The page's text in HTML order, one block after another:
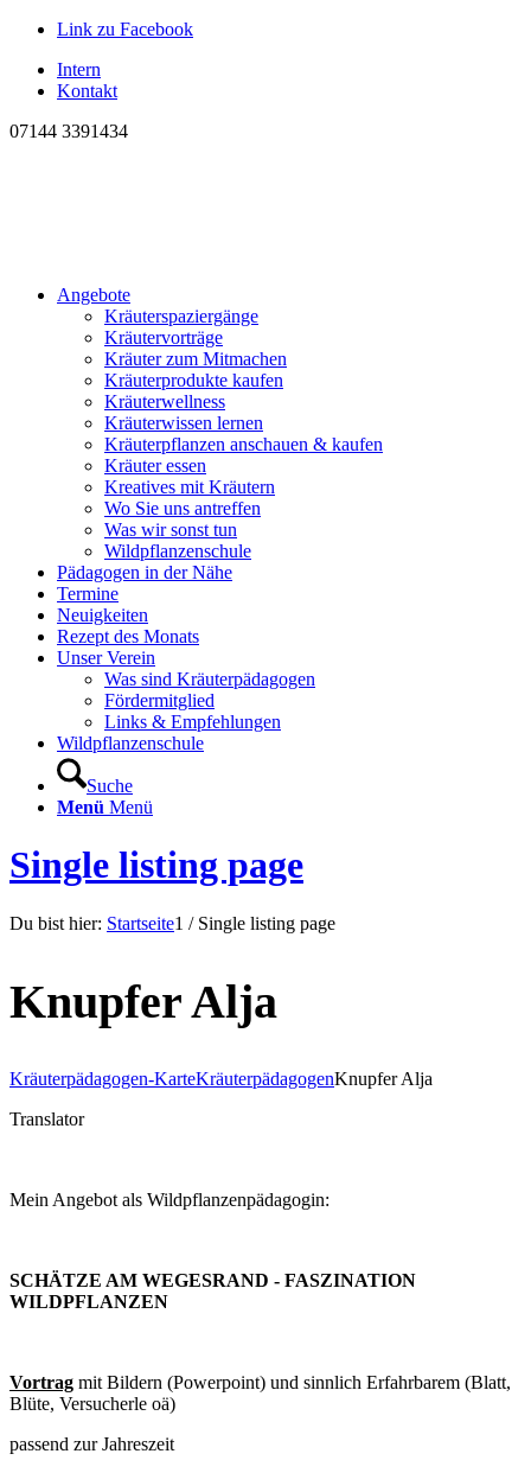
Link zu Facebook
Intern
Kontakt
07144 3391434
Angebote
Kräuterspaziergänge
Kräutervorträge
Kräuter zum Mitmachen
Kräuterprodukte kaufen
Kräuterwellness
Kräuterwissen lernen
Kräuterpflanzen anschauen & kaufen
Kräuter essen
Kreatives mit Kräutern
Wo Sie uns antreffen
Was wir sonst tun
Wildpflanzenschule
Pädagogen in der Nähe
Termine
Neuigkeiten
Rezept des Monats
Unser Verein
Was sind Kräuterpädagogen
Fördermitglied
Links & Empfehlungen
Wildpflanzenschule
Suche
Menü Menü
Single listing page
Du bist hier: Startseite1 / Single listing page
Knupfer Alja
Kräuterpädagogen-KarteKräuterpädagogenKnupfer Alja
Translator
Mein Angebot als Wildpflanzenpädagogin:
SCHÄTZE AM WEGESRAND - FASZINATION
WILDPFLANZEN
Vortrag mit Bildern (Powerpoint) und sinnlich Erfahrbarem (Blatt,
Blüte, Versucherle oä)
passend zur Jahreszeit